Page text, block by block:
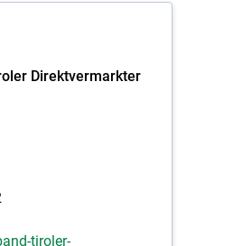
Direktvermarkter
tiroler-